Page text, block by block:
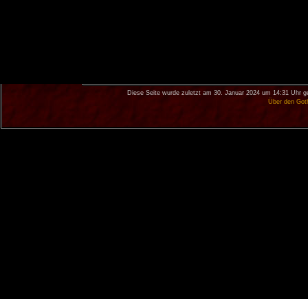
Diese Seite wurde zuletzt am 30. Januar 2024 um 14:31 Uhr
Über den